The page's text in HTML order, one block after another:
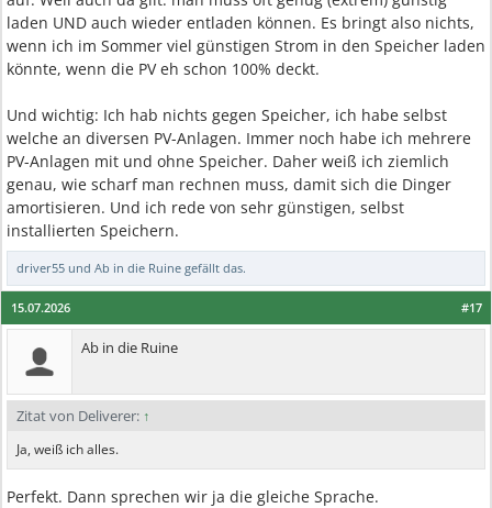
laden UND auch wieder entladen können. Es bringt also nichts,
wenn ich im Sommer viel günstigen Strom in den Speicher laden
könnte, wenn die PV eh schon 100% deckt.
Und wichtig: Ich hab nichts gegen Speicher, ich habe selbst
welche an diversen PV-Anlagen. Immer noch habe ich mehrere
PV-Anlagen mit und ohne Speicher. Daher weiß ich ziemlich
genau, wie scharf man rechnen muss, damit sich die Dinger
amortisieren. Und ich rede von sehr günstigen, selbst
installierten Speichern.
driver55 und Ab in die Ruine gefällt das.
#17
15.07.2026
Ab in die Ruine
Zitat von Deliverer: ↑
Ja, weiß ich alles.
Perfekt. Dann sprechen wir ja die gleiche Sprache.